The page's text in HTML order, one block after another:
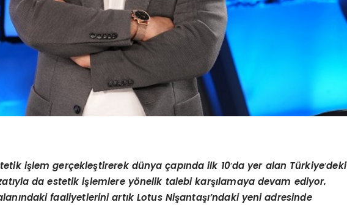
işlem gerçekleştirerek dünya çapında ilk 10’da yer alan Türkiye’deki
da estetik işlemlere yönelik talebi karşılamaya devam ediyor.
faaliyetlerini artık Lotus Nişantaşı’ndaki yeni adresinde